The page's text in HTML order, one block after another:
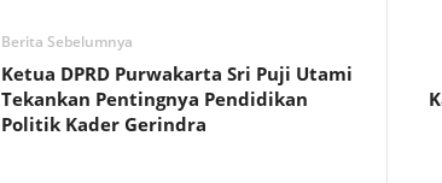
Berita Sebelumnya
Ketua DPRD Purwakarta Sri Puji Utami
Tekankan Pentingnya Pendidikan
Politik Kader Gerindra